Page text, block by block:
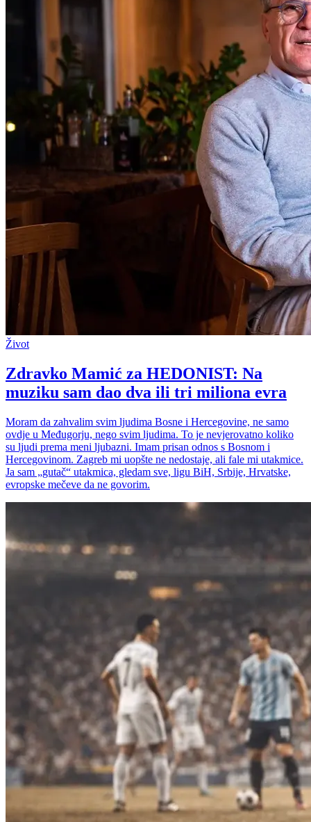
Život
Zdravko Mamić za HEDONIST: Na
muziku sam dao dva ili tri miliona evra
Moram da zahvalim svim ljudima Bosne i Hercegovine, ne samo
ovdje u Međugorju, nego svim ljudima. To je nevjerovatno koliko
su ljudi prema meni ljubazni. Imam prisan odnos s Bosnom i
Hercegovinom. Zagreb mi uopšte ne nedostaje, ali fale mi utakmice.
Ja sam „gutač“ utakmica, gledam sve, ligu BiH, Srbije, Hrvatske,
evropske mečeve da ne govorim.